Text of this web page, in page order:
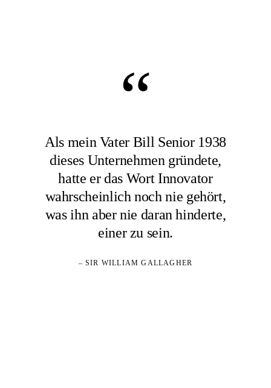
“
Als mein Vater Bill Senior 1938
dieses Unternehmen gründete,
hatte er das Wort Innovator
wahrscheinlich noch nie gehört,
was ihn aber nie daran hinderte,
einer zu sein.
– SIR WILLIAM GALLAGHER